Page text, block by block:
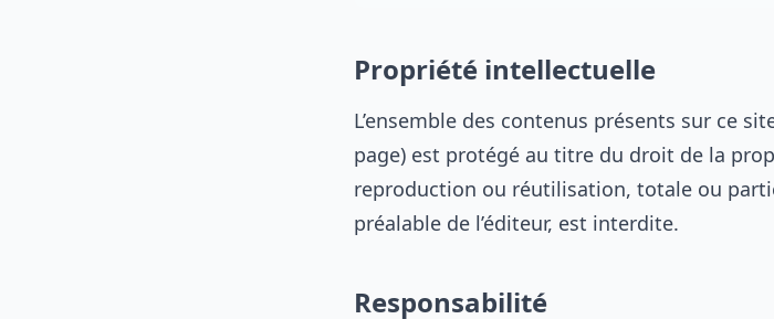
Propriété intellectuelle
L’ensemble des contenus présents sur ce
page) est protégé au titre du droit de la
reproduction ou réutilisation, totale ou
préalable de l’éditeur, est interdite.
Responsabilité